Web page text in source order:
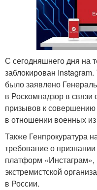
С сегодняшнего дня на
заблокирован
было заявлено
в Роскомнадзор в
призывов к совершению
в отношении военных
Также Генпрокуратура
требование о
платформ
экстремистской
в России.